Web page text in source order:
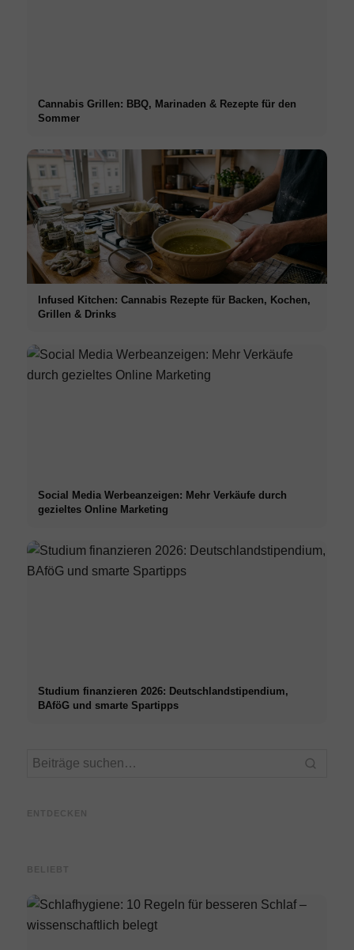
Cannabis Grillen: BBQ, Marinaden & Rezepte für den
Sommer
Infused Kitchen: Cannabis Rezepte für Backen, Kochen,
Grillen & Drinks
Social Media Werbeanzeigen: Mehr Verkäufe durch
gezieltes Online Marketing
Studium finanzieren 2026: Deutschlandstipendium,
BAföG und smarte Spartipps
ENTDECKEN
Vergütung und der direkte
BELIEBT